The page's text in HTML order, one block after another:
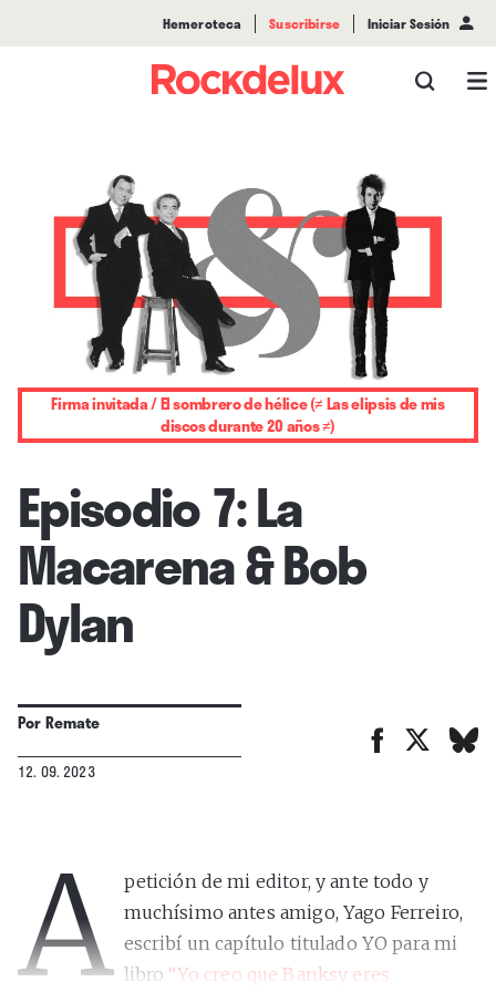
Hemeroteca Suscribirse Iniciar Sesión
Firma invitada / El sombrero de hélice (≠ Las elipsis de mis
discos durante 20 años ≠)
Episodio 7: La
Macarena & Bob
Dylan
PorRemate
12. 09. 2023
A petición de mi editor, y ante todo y
muchísimo antes amigo, Yago Ferreiro,
escribí un capítulo titulado YO para mi
libro “Yo creo que Banksy eres